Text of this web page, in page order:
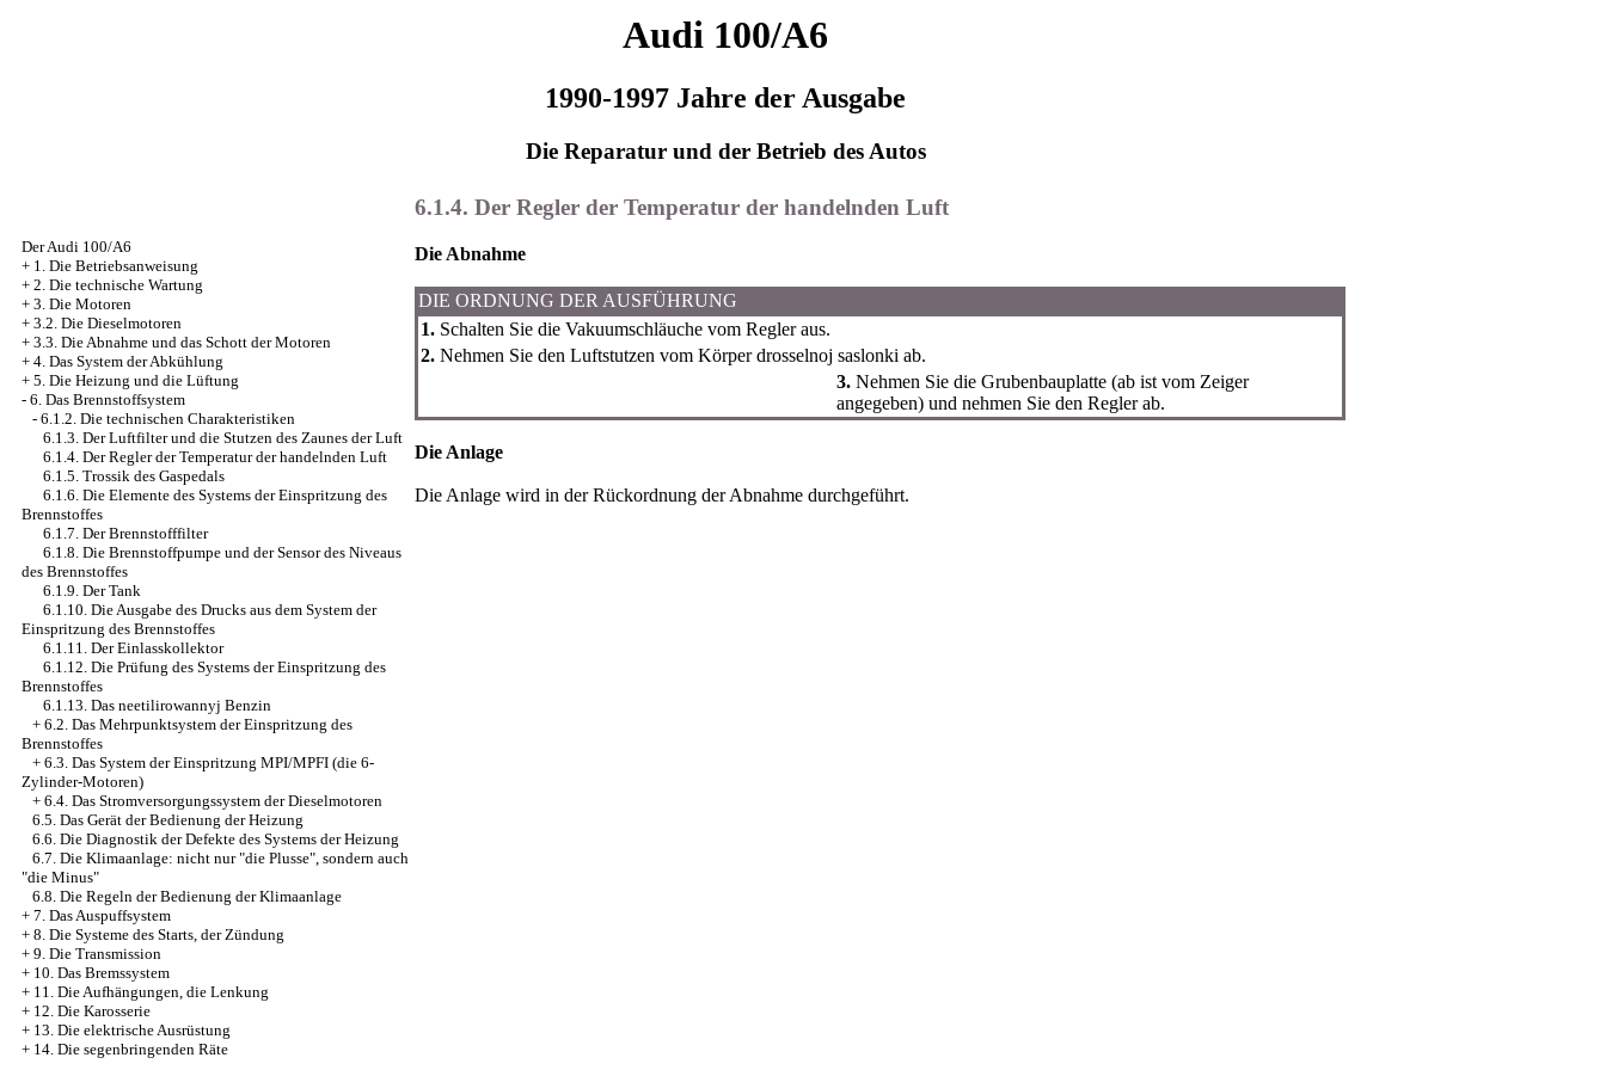
Audi 100/A6
1990-1997 Jahre der Ausgabe
Die Reparatur und der Betrieb des Autos
Der Audi 100/A6
+ 1. Die Betriebsanweisung
+ 2. Die technische Wartung
+ 3. Die Motoren
+ 3.2. Die Dieselmotoren
+ 3.3. Die Abnahme und das Schott der Motoren
+ 4. Das System der Abkühlung
+ 5. Die Heizung und die Lüftung
- 6. Das Brennstoffsystem
- 6.1.2. Die technischen Charakteristiken
6.1.3. Der Luftfilter und die Stutzen des Zaunes der Luft
6.1.4. Der Regler der Temperatur der handelnden Luft
6.1.5. Trossik des Gaspedals
6.1.6. Die Elemente des Systems der Einspritzung des
Brennstoffes
6.1.7. Der Brennstofffilter
6.1.8. Die Brennstoffpumpe und der Sensor des Niveaus
des Brennstoffes
6.1.9. Der Tank
6.1.10. Die Ausgabe des Drucks aus dem System der
Einspritzung des Brennstoffes
6.1.11. Der Einlasskollektor
6.1.12. Die Prüfung des Systems der Einspritzung des
Brennstoffes
6.1.13. Das neetilirowannyj Benzin
+ 6.2. Das Mehrpunktsystem der Einspritzung des
Brennstoffes
+ 6.3. Das System der Einspritzung MPI/MPFI (die 6-
Zylinder-Motoren)
+ 6.4. Das Stromversorgungssystem der Dieselmotoren
6.5. Das Gerät der Bedienung der Heizung
6.6. Die Diagnostik der Defekte des Systems der Heizung
6.7. Die Klimaanlage: nicht nur "die Plusse", sondern auch
"die Minus"
6.8. Die Regeln der Bedienung der Klimaanlage
+ 7. Das Auspuffsystem
+ 8. Die Systeme des Starts, der Zündung
+ 9. Die Transmission
+ 10. Das Bremssystem
+ 11. Die Aufhängungen, die Lenkung
+ 12. Die Karosserie
+ 13. Die elektrische Ausrüstung
+ 14. Die segenbringenden Räte
6.1.4. Der Regler der Temperatur der handelnden Luft
Die Abnahme
DIE ORDNUNG DER AUSFÜHRUNG
1. Schalten Sie die Vakuumschläuche vom Regler aus.
2. Nehmen Sie den Luftstutzen vom Körper drosselnoj saslonki ab.
3. Nehmen Sie die Grubenbauplatte (ab ist vom Zeiger
angegeben) und nehmen Sie den Regler ab.
Die Anlage
Die Anlage wird in der Rückordnung der Abnahme durchgeführt.